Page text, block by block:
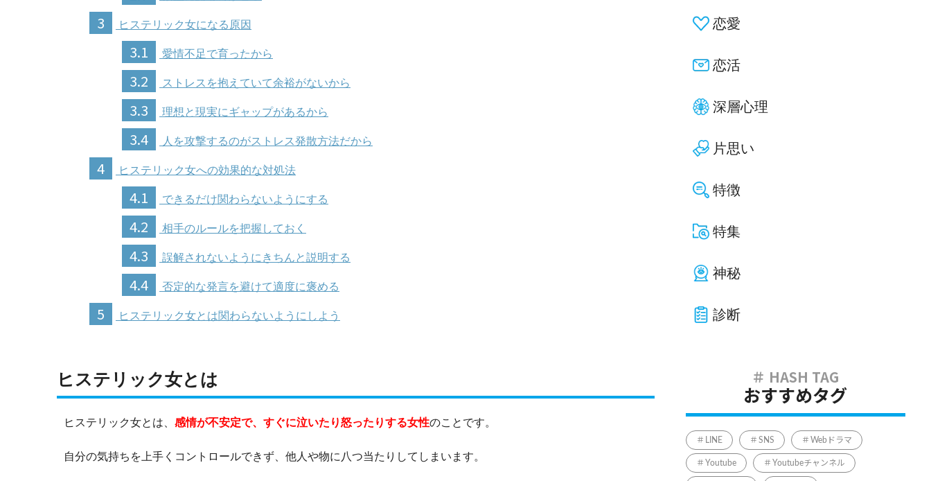
3 ヒステリック女になる原因
3.1 愛情不足で育ったから
3.2 ストレスを抱えていて余裕がないから
3.3 理想と現実にギャップがあるから
3.4 人を攻撃するのがストレス発散方法だから
4 ヒステリック女への効果的な対処法
4.1 できるだけ関わらないようにする
4.2 相手のルールを把握しておく
4.3 誤解されないようにきちんと説明する
4.4 否定的な発言を避けて適度に褒める
5 ヒステリック女とは関わらないようにしよう
ヒステリック女とは
ヒステリック女とは、 感情が不安定で、すぐに泣いたり怒ったりする女性のことです。
自分の気持ちを上手くコントロールできず、他人や物に八つ当たりしてしまいます。
恋愛
恋活
深層心理
片思い
特徴
特集
神秘
診断
おすすめタグ
LINE SNS Webドラマ
Youtube Youtubeチャンネル